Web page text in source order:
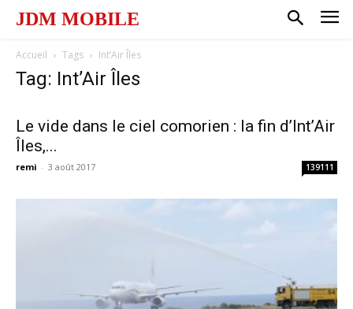
JDM MOBILE
Accueil Tags Int’Air Îles
Tag: Int’Air Îles
Le vide dans le ciel comorien : la fin d’Int’Air
Îles,...
remi - 3 août 2017 139111